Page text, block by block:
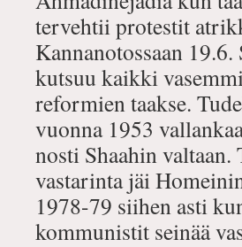
tervehtii protestit
Kannanotossaan
kutsuu kaikki
reformien taakse.
vuonna 1953
nosti Shaahin valtaan.
vastarinta jäi
1978-79 siihen asti
kommunistit seinää